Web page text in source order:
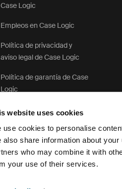
website uses cookies
use cookies to personalise
also share information about
who may combine it with
your use of their services.
Case Logic
Empleos en Case Logic
Política de privacidad y
aviso legal de Case Logic
Política de garantía de Case
Logic